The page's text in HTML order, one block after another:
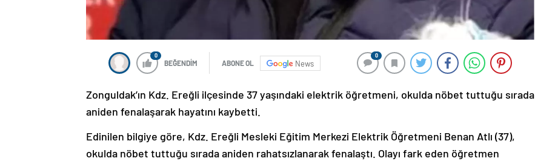
0
BEĞENDİM ABONE OL News
0
Zonguldak’ın Kdz. Ereğli ilçesinde 37 yaşındaki elektrik öğretmeni, okulda nöbet tuttuğu sırada
aniden fenalaşarak hayatını kaybetti.
Edinilen bilgiye göre, Kdz. Ereğli Mesleki Eğitim Merkezi Elektrik Öğretmeni Benan Atlı (37),
okulda nöbet tuttuğu sırada aniden rahatsızlanarak fenalaştı. Olayı fark eden öğretmen